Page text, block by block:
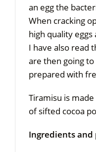
an egg the
When cracking
high quality
I have also read
are then going
prepared with
Tiramisu is
of sifted cocoa
Ingredients and